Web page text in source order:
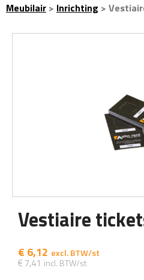
Meubilair > Inrichting >
Vestiaire
€ 6,12
€ 7,41